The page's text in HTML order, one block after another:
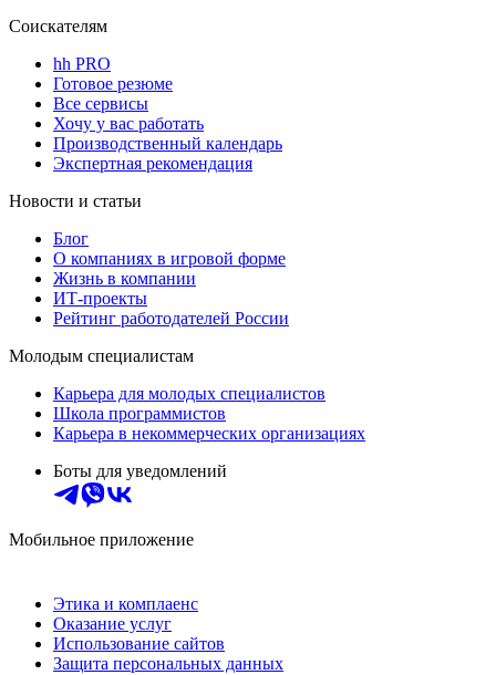
Соискателям
hh PRO
Готовое резюме
Все сервисы
Хочу у вас работать
Производственный календарь
Экспертная рекомендация
Новости и статьи
Блог
О компаниях в игровой форме
Жизнь в компании
ИТ-проекты
Рейтинг работодателей России
Молодым специалистам
Карьера для молодых специалистов
Школа программистов
Карьера в некоммерческих организациях
Боты для уведомлений
Мобильное приложение
Этика и комплаенс
Оказание услуг
Использование сайтов
Защита персональных данных